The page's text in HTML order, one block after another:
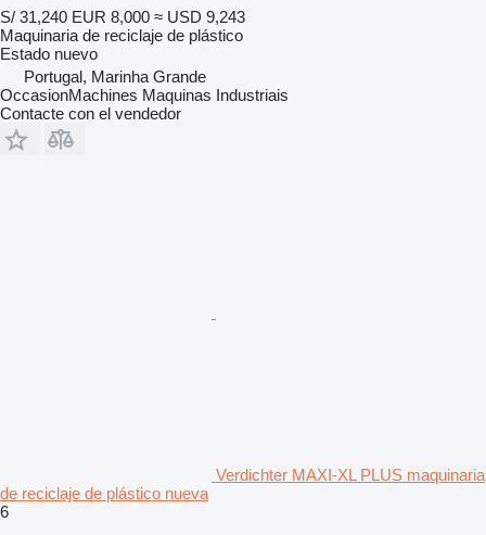
S/ 31,240 EUR 8,000 ≈ USD 9,243
Maquinaria de reciclaje de plástico
Estado nuevo
Portugal, Marinha Grande
OccasionMachines Maquinas Industriais
Contacte con el vendedor
Verdichter MAXI-XL PLUS maquinaria
de reciclaje de plástico nueva
6